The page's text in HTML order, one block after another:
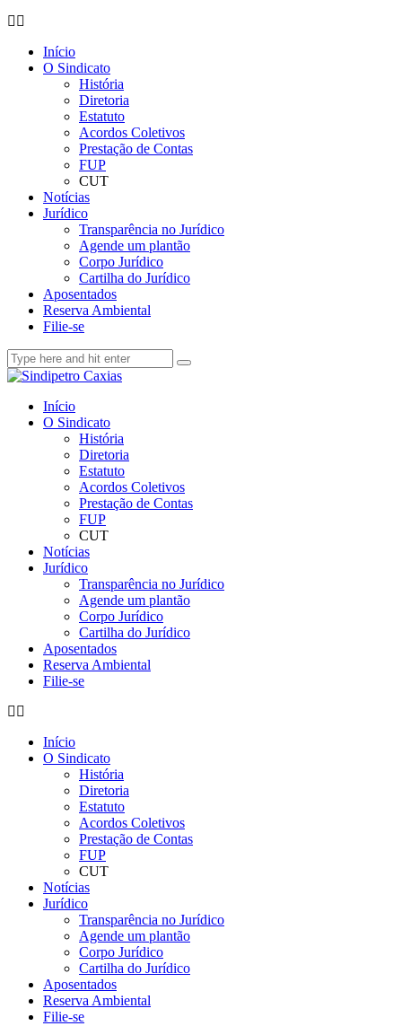
Início
O Sindicato
História
Diretoria
Estatuto
Acordos Coletivos
Prestação de Contas
FUP
CUT
Notícias
Jurídico
Transparência no Jurídico
Agende um plantão
Corpo Jurídico
Cartilha do Jurídico
Aposentados
Reserva Ambiental
Filie-se
Início
O Sindicato
História
Diretoria
Estatuto
Acordos Coletivos
Prestação de Contas
FUP
CUT
Notícias
Jurídico
Transparência no Jurídico
Agende um plantão
Corpo Jurídico
Cartilha do Jurídico
Aposentados
Reserva Ambiental
Filie-se
Início
O Sindicato
História
Diretoria
Estatuto
Acordos Coletivos
Prestação de Contas
FUP
CUT
Notícias
Jurídico
Transparência no Jurídico
Agende um plantão
Corpo Jurídico
Cartilha do Jurídico
Aposentados
Reserva Ambiental
Filie-se